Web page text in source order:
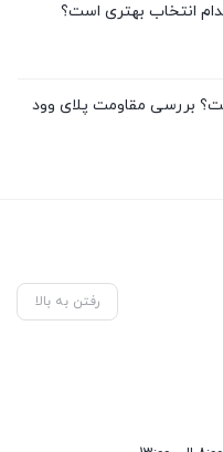
انتخاب بهتری است؟
بررسی مقاومت پلای وود
رفتن به بالا